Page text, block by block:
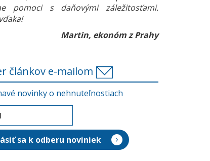
pomoci s daňovými záležitosťami.
Martin, ekonóm z Prahy
článkov e-mailom
novinky o nehnuteľnostiach